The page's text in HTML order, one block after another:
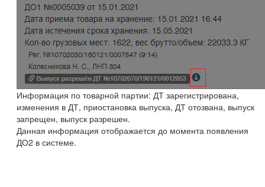
Информация по товарной партии: ДТ зарегистрирована,
изменения в ДТ, приостановка выпуска, ДТ отозвана, выпуск
запрещен, выпуск разрешен.
Данная информация отображается до момента появления
ДО2 в системе.